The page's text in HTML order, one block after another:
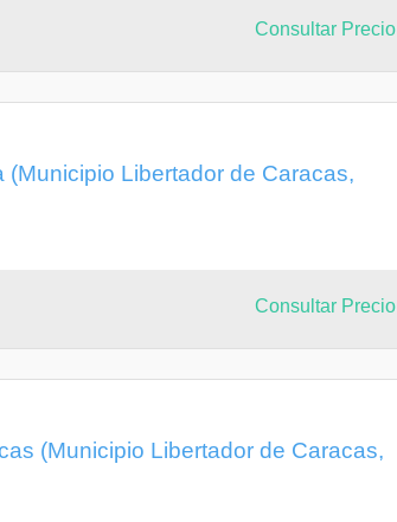
Consultar Precio
Libertador de Caracas,
Consultar Precio
(Municipio Libertador de Caracas,